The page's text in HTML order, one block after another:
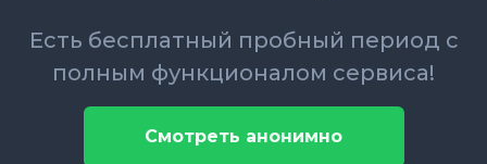
Есть бесплатный пробный период с
полным функционалом сервиса!
Смотреть анонимно